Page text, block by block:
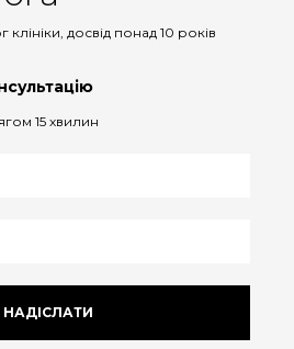
досвід понад 10 років
15 хвилин
НАДІСЛАТИ